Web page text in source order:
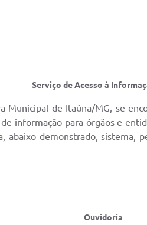
Serviço de Acesso à
Municipal de Itaúna/MG, se
informação para órgãos e
demonstrado, sistema,
Ouvidoria